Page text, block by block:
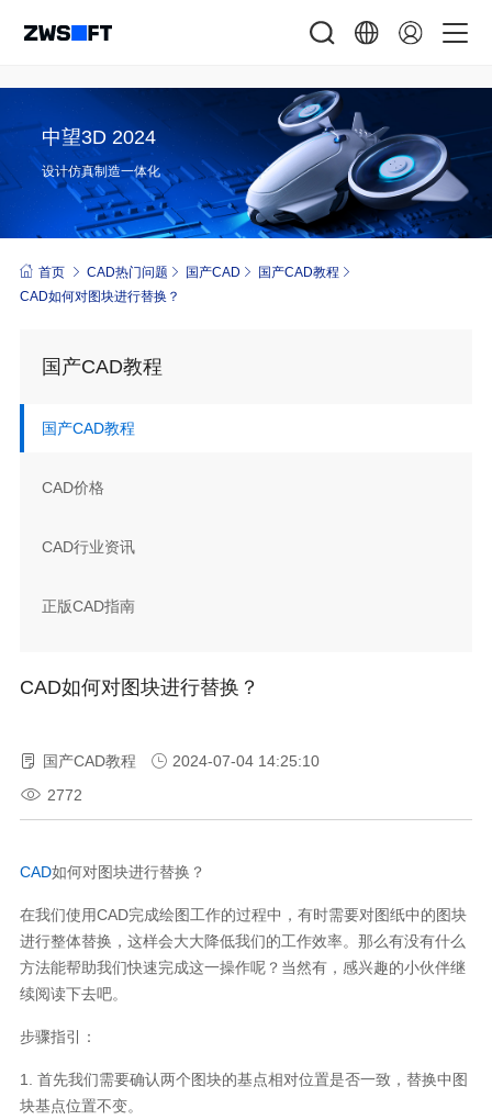
中望3D 2024
设计仿真制造一体化
首页 CAD热门问题 国产CAD
国产CAD教程
CAD如何对图块进行替换？
国产CAD教程
国产CAD教程
CAD价格
CAD行业资讯
正版CAD指南
CAD如何对图块进行替换？
国产CAD教程
2024-07-04 14:25:10
2772
CAD如何对图块进行替换？
在我们使用CAD完成绘图工作的过程中，有时需要对图纸中的图块
进行整体替换，这样会大大降低我们的工作效率。那么有没有什么
方法能帮助我们快速完成这一操作呢？当然有，感兴趣的小伙伴继
续阅读下去吧。
步骤指引：
1. 首先我们需要确认两个图块的基点相对位置是否一致，替换中图
块基点位置不变。